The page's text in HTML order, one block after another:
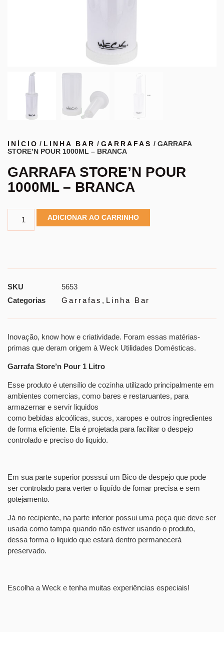
INÍCIO / LINHA BAR / GARRAFAS / GARRAFA
STORE’N POUR 1000ML – BRANCA
GARRAFA STORE’N POUR
1000ML – BRANCA
ADICIONAR AO CARRINHO
SKU
5653
Categorias
Garrafas , Linha Bar
Inovação, know how e criatividade. Foram essas matérias-
primas que deram origem à Weck Utilidades Domésticas.
Garrafa Store’n Pour 1 Litro
Esse produto é utensílio de cozinha utilizado principalmente em
ambientes comercias, como bares e restaruantes, para
armazernar e servir liquidos
como bebidas alcoólicas, sucos, xaropes e outros ingredientes
de forma eficiente. Ela é projetada para facilitar o despejo
controlado e preciso do liquido.
Em sua parte superior posssui um Bico de despejo que pode
ser controlado para verter o liquído de fomar precisa e sem
gotejamento.
Já no recipiente, na parte inferior possui uma peça que deve ser
usada como tampa quando não estiver usando o produto,
dessa forma o liquido que estará dentro permanecerá
preservado.
Escolha a Weck e tenha muitas experiências especiais!